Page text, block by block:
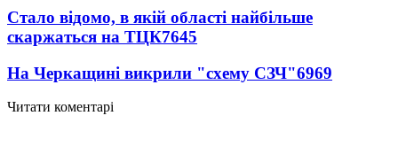
Стало відомо, в якій області найбільше
скаржаться на ТЦК7645
На Черкащині викрили "схему СЗЧ"6969
Читати коментарі